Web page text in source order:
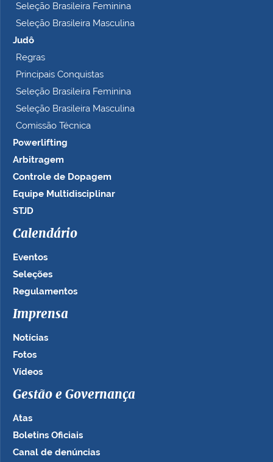
Seleção Brasileira Feminina
Seleção Brasileira Masculina
Judô
Regras
Principais Conquistas
Seleção Brasileira Feminina
Seleção Brasileira Masculina
Comissão Técnica
Powerlifting
Arbitragem
Controle de Dopagem
Equipe Multidisciplinar
STJD
Calendário
Eventos
Seleções
Regulamentos
Imprensa
Notícias
Fotos
Vídeos
Gestão e Governança
Atas
Boletins Oficiais
Canal de denúncias